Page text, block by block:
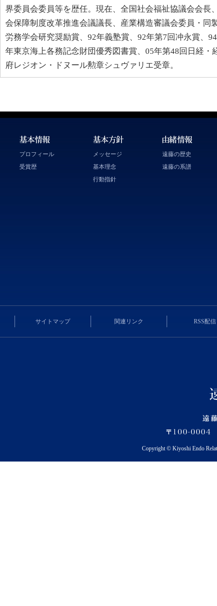
界委員会委員等を歴任。現在、全国社会福祉協議会会長
会保障制度改革推進会議議長、産業構造審議会委員・同
労務学会研究奨励賞、92年義塾賞、92年第7回冲永賞、
年東京海上各務記念財団優秀図書賞、05年第48回日経・
府レジオン・ドヌール勲章シュヴァリエ受章。
プロフィール
受賞歴
メッセージ
基本理念
行動指針
遠藤の歴史
遠藤の系譜
サイトマップ 関連リンク RSS配信
Copyright © Kiyoshi Endo